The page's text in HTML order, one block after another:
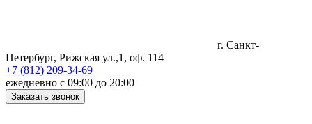
г. Санкт-
Петербург, Рижская ул.,1, оф. 114
+7 (812) 209-34-69
ежедневно с 09:00 до 20:00
Заказать звонок